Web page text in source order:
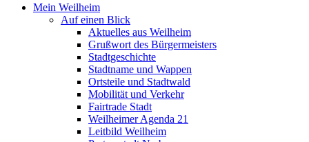
Mein Weilheim
Auf einen Blick
Aktuelles aus Weilheim
Grußwort des Bürgermeisters
Stadtgeschichte
Stadtname und Wappen
Ortsteile und Stadtwald
Mobilität und Verkehr
Fairtrade Stadt
Weilheimer Agenda 21
Leitbild Weilheim